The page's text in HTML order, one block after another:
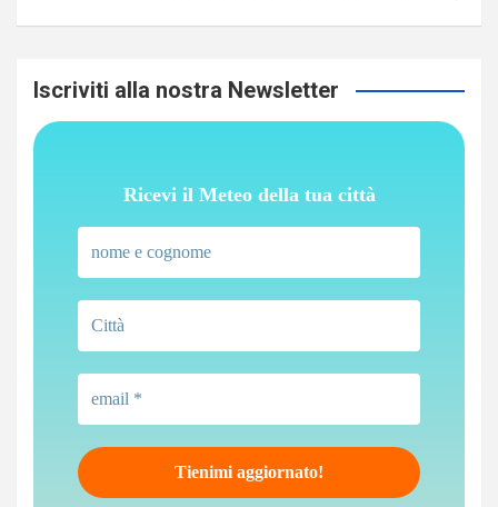
Iscriviti alla nostra Newsletter
Ricevi il Meteo della tua città